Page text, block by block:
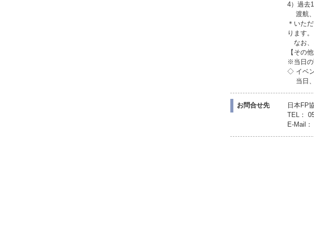
4）過去
渡航、
＊いた
ります。
なお、
【その
※当日の
◇ イベン
当日
お問合せ先
日本FP
TEL：
E-Mail：